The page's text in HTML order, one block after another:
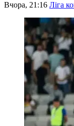
Вчора, 21:16 Ліга